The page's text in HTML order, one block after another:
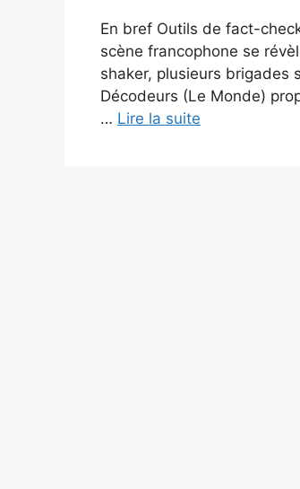
En bref Outils de fact-
scène francophone se
shaker, plusieurs brigades
Décodeurs (Le Monde)
… Lire la suite